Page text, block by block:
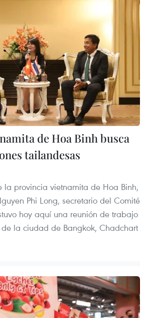
de Hoa Binh busca
tailandesas
la provincia vietnamita de Hoa Binh,
Phi Long, secretario del Comité
hoy aquí una reunión de trabajo
la ciudad de Bangkok, Chadchart